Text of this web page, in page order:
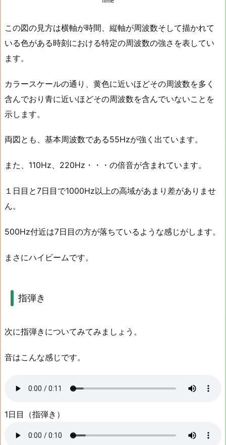
この図の見方は横軸が時間、縦軸が周波数そして描かれて
いる色がある時刻における特定の周波数の強さを表してい
ます。
カラースケールの通り、黄色に近いほどその周波数を多く
含んでおり青に近いほどその周波数を含んでいないことを
示します。
両図とも、基本周波数である55Hzが強く出ています。
また、110Hz、220Hz・・・の倍音が含まれています。
１日目と7日目で1000Hz以上の高域があまり差がありませ
ん。
500Hz付近は7日目の方が落ちているような感じがします。
まさにハイビームです。
指弾き
次に指弾きについてみてみましょう。
音はこんな感じです。
1日目（指弾き）